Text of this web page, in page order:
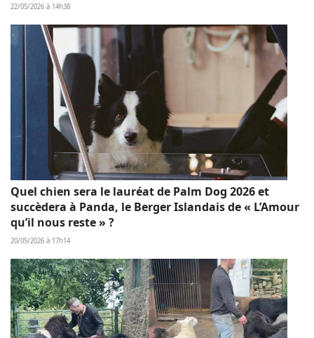
22/05/2026 à 14h38
Quel chien sera le lauréat de Palm Dog 2026 et
succèdera à Panda, le Berger Islandais de « L’Amour
qu’il nous reste » ?
20/05/2026 à 17h14